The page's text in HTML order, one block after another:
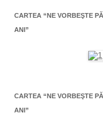
CARTEA “NE VORBEŞTE
ANI”
CARTEA “NE VORBEŞTE
ANI”